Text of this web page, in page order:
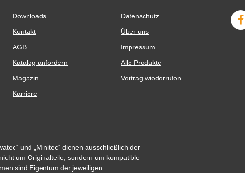
Downloads
Kontakt
AGB
Katalog anfordern
Magazin
Karriere
Datenschutz
Über uns
Impressum
Alle Produkte
Vertrag wiederrufen
und „Minitec“ dienen ausschließlich der
um Originalteile, sondern um kompatible
sind Eigentum der jeweiligen